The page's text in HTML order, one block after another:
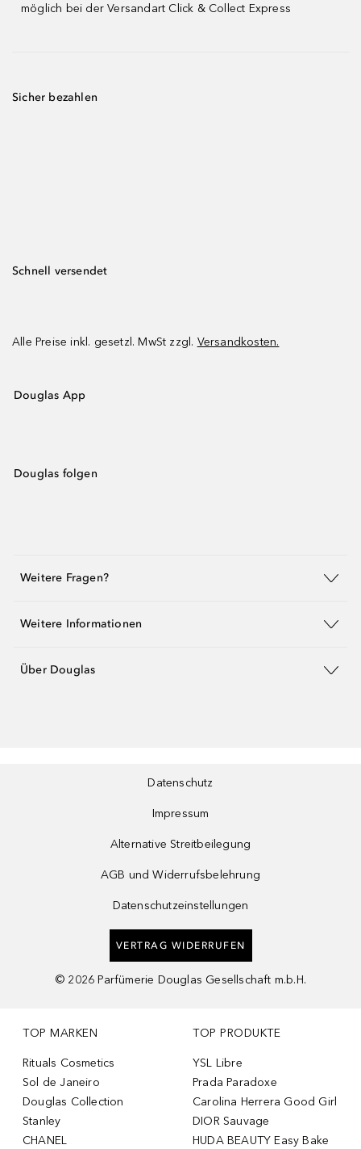
möglich bei der Versandart Click & Collect Express
Sicher bezahlen
Schnell versendet
Alle Preise inkl. gesetzl. MwSt zzgl. Versandkosten.
Douglas App
Douglas folgen
Weitere Fragen?
Weitere Informationen
Über Douglas
Datenschutz
Impressum
Alternative Streitbeilegung
AGB und Widerrufsbelehrung
Datenschutzeinstellungen
VERTRAG WIDERRUFEN
© 2026 Parfümerie Douglas Gesellschaft m.b.H.
TOP MARKEN
Rituals Cosmetics
Sol de Janeiro
Douglas Collection
Stanley
CHANEL
TOP PRODUKTE
YSL Libre
Prada Paradoxe
Carolina Herrera Good Girl
DIOR Sauvage
HUDA BEAUTY Easy Bake